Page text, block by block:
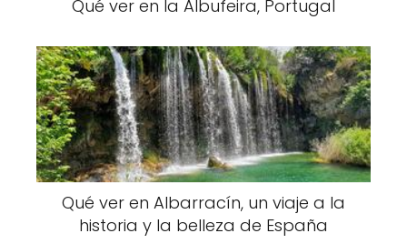
Qué ver en la Albufeira, Portugal
Qué ver en Albarracín, un viaje a la
historia y la belleza de España